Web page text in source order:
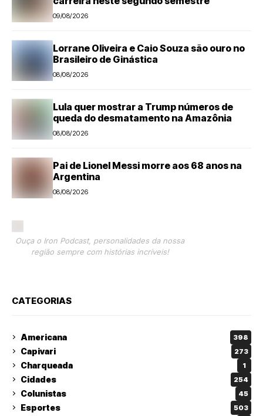
09/08/2026
Lorrane Oliveira e Caio Souza são ouro no
Brasileiro de Ginástica
08/08/2026
Lula quer mostrar a Trump números de
queda do desmatamento na Amazônia
08/08/2026
Pai de Lionel Messi morre aos 68 anos na
Argentina
08/08/2026
Ouça o Iron Podcast, personalidades da nossa
região sempre com histórias incríveis!
CATEGORIAS
Americana 398
Capivari 273
Charqueada 1
Cidades 254
Colunistas 45
Esportes 503